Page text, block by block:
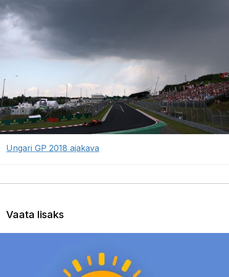
Ungari GP 2018 ajakava
Vaata lisaks